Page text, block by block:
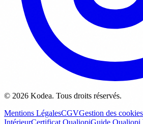
© 2026 Kodea. Tous droits réservés.
Mentions LégalesCGVGestion des cookies
IntérieurCertificat QualiopiGuide Qualiopi